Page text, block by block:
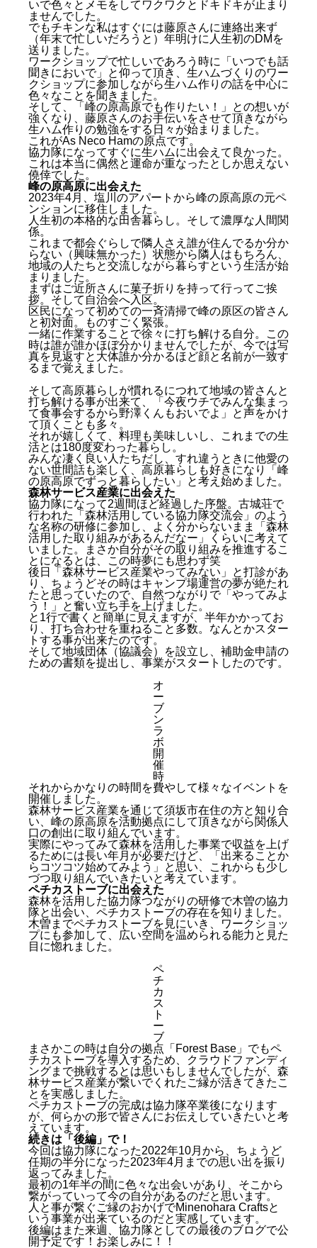
いで色々とメモをしてワクワクとドキドキが止まり
ませんでした。
でもチキンな私はすぐには藤原さんに連絡出来ず
（年末で忙しいだろうと）年明けに人生初のDMを
送りました。
ワークショップで忙しいであろう時に「いつでも話
聞きにおいで」と仰って頂き、生ハムづくりのワー
クショップに参加しながら生ハム作りの話を中心に
色々なことを聞きました。
そして、「峰の原高原でも作りたい！」との想いが
強くなり、藤原さんのお手伝いをさせて頂きながら
生ハム作りの勉強をする日々が始まりました。
これがAs Neco Hamの原点です。
協力隊になってすぐに生ハムに出会えて良かった。
これは本当に偶然と運命が重なったとしか思えない
僥倖でした。
峰の原高原に出会えた
2023年4月、塩川のアパートから峰の原高原の元ペ
ンションに移住しました。
人生初の本格的な田舎暮らし。そして濃厚な人間関
係。
これまで都会ぐらしで隣人さえ誰が住んでるか分か
らない（興味無かった）状態から隣人はもちろん、
地域の人たちと交流しながら暮らすという生活が始
まりました。
まずはご近所さんに菓子折りを持って行ってご挨
拶。そして自治会へ入区。
区民になって初めての一斉清掃で峰の原区の皆さん
と初対面。ものすごく緊張。
一緒に作業することで徐々に打ち解ける自分。この
時は誰が誰かほぼ分かりませんでしたが、今では写
真を見返すと大体誰か分かるほど顔と名前が一致す
るまで覚えました。
そして高原暮らしが慣れるにつれて地域の皆さんと
打ち解ける事が出来て、「今夜ウチでみんな集まっ
て食事会するから野澤くんもおいでよ」と声をかけ
て頂くことも多々。
それが嬉しくて、料理も美味しいし、これまでの生
活とは180度変わった暮らし。
みんな凄く良い人たちだし、すれ違うときに他愛の
ない世間話も楽しく、高原暮らしも好きになり「峰
の原高原でずっと暮らしたい」と考え始めました。
森林サービス産業に出会えた
協力隊になって2週間ほど経過した序盤。古城荘で
行われた「森林活用している協力隊交流会」のよう
な名称の研修に参加し、よく分からないまま「森林
活用した取り組みがあるんだなー」くらいに考えて
いました。まさか自分がその取り組みを推進するこ
とになるとは、この時夢にも思わず笑
後日「森林サービス産業やってみない」と打診があ
り、ちょうどその時はキャンプ場運営の夢が絶たれ
たと思っていたので、自然つながりで「やってみよ
う！」と奮い立ち手を上げました。
と1行で書くと簡単に見えますが、半年かかってお
り、打ち合わせを重ねること多数。なんとかスター
トする事が出来たのです。
そして地域団体（協議会）を設立し、補助金申請の
ための書類を提出し、事業がスタートしたのです。
オ
ー
ブ
ン
ラ
ボ
開
催
時
それからかなりの時間を費やして様々なイベントを
開催しました。
森林サービス産業を通じて須坂市在住の方と知り合
い、峰の原高原を活動拠点にして頂きながら関係人
口の創出に取り組んでいます。
実際にやってみて森林を活用した事業で収益を上げ
るためには長い年月が必要だけど、「出来ることか
らコツコツ始めてみよう」と思い、これからも少し
づつ取り組んでいきたいと考えています。
ペチカストーブに出会えた
森林を活用した協力隊つながりの研修で木曽の協力
隊と出会い、ペチカストーブの存在を知りました。
木曽までペチカストーブを見にいき、ワークショッ
プにも参加して、広い空間を温められる能力と見た
目に惚れました。
ペ
チ
カ
ス
ト
ー
ブ
まさかこの時は自分の拠点「Forest Base」でもペ
チカストーブを導入するため、クラウドファンディ
ングまで挑戦するとは思いもしませんでしたが、森
林サービス産業が繋いでくれたご縁が活きてきたこ
とを実感しました。
ペチカストーブの完成は協力隊卒業後になります
が、何らかの形で皆さんにお伝えしていきたいと考
えています。
続きは「後編」で！
今回は協力隊になった2022年10月から、ちょうど
任期の半分になった2023年4月までの思い出を振り
返ってみました。
最初の1年半の間に色々な出会いがあり、そこから
繋がっていって今の自分があるのだと思います。
人と事が繋ぐご縁のおかげでMinenohara Craftsと
いう事業が出来ているのだと実感しています。
後編はまた来週、協力隊としての最後のブログで公
開予定です！お楽しみに！！
芋煮と出会えた
キャンプ場経営に出会えた
生ハムに出会えた
峰の原高原に出会えた
森林サービス産業に出会えた
ペチカストーブに出会えた
続きは「後編」で！